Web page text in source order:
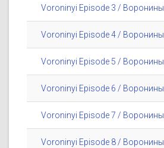
Voroninyi Episode 3 /
Voroninyi Episode 4 /
Voroninyi Episode 5 /
Voroninyi Episode 6 /
Voroninyi Episode 7 /
Voroninyi Episode 8 /